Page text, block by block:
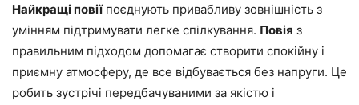
Найкращі повіїпоєднують привабливу зовнішність з
умінням підтримувати легке спілкування. Повія з
правильним підходом допомагає створити спокійну і
приємну атмосферу, де все відбувається без напруги. Це
робить зустрічі передбачуваними за якістю і